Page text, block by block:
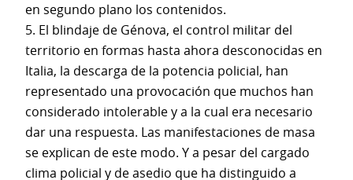
en segundo plano los contenidos.
5. El blindaje de Génova, el control militar del
territorio en formas hasta ahora desconocidas en
Italia, la descarga de la potencia policial, han
representado una provocación que muchos han
considerado intolerable y a la cual era necesario
dar una respuesta. Las manifestaciones de masa
se explican de este modo. Y a pesar del cargado
clima policial y de asedio que ha distinguido a